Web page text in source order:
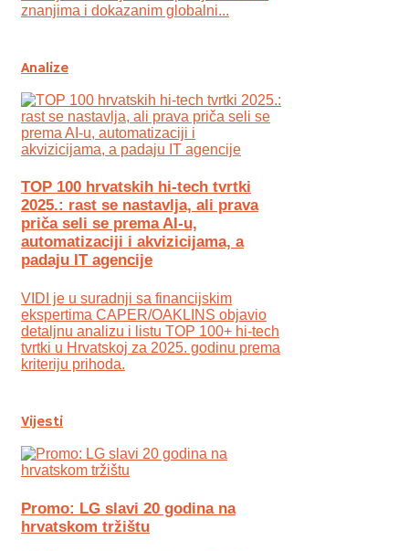
znanjima i dokazanim globalni...
Analize
TOP 100 hrvatskih hi-tech tvrtki
2025.: rast se nastavlja, ali prava
priča seli se prema AI-u,
automatizaciji i akvizicijama, a
padaju IT agencije
VIDI je u suradnji sa financijskim
ekspertima CAPER/OAKLINS objavio
detaljnu analizu i listu TOP 100+ hi-tech
tvrtki u Hrvatskoj za 2025. godinu prema
kriteriju prihoda.
Vijesti
Promo: LG slavi 20 godina na
hrvatskom tržištu